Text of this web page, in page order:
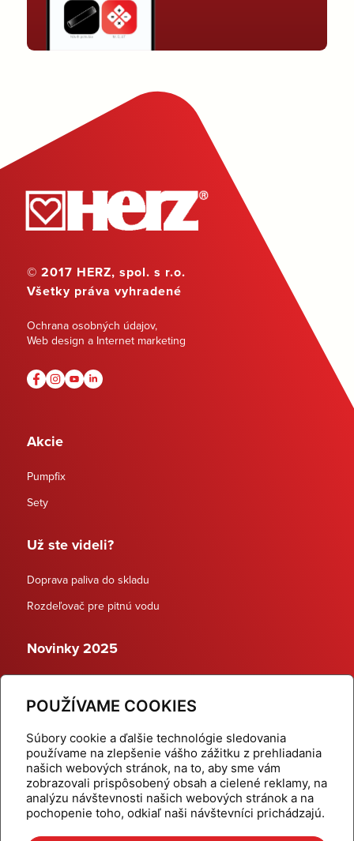
POUŽÍVAME COOKIES
Súbory cookie a ďalšie technológie sledovania
používame na zlepšenie vášho zážitku z prehliadania
našich webových stránok, na to, aby sme vám
zobrazovali prispôsobený obsah a cielené reklamy, na
analýzu návštevnosti našich webových stránok a na
pochopenie toho, odkiaľ naši návštevníci prichádzajú.
© 2017 HERZ, spol. s r.o.
Všetky práva vyhradené
Ochrana osobných údajov,
Web design a Internet marketing
Akcie
Pumpfix
Sety
Už ste videli?
Doprava paliva do skladu
Rozdeľovač pre pitnú vodu
Novinky 2025
Dynamické termostatické ventily
Domov
Produkty
Aktuality
Odber šikovné tipy